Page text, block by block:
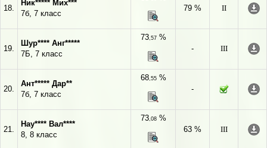
18.
Ник***** Мих***
7б, 7 класс
79 %
II
19.
Шур**** Анг*****
7Б, 7 класс
73,57%
-
III
20.
Ант***** Дар**
7б, 7 класс
68,55%
-
21.
Нау**** Вал****
8, 8 класс
73,08%
63 %
III